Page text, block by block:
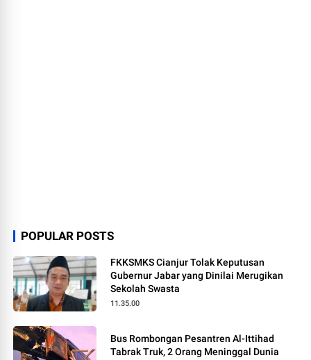
POPULAR POSTS
FKKSMKS Cianjur Tolak Keputusan
Gubernur Jabar yang Dinilai Merugikan
Sekolah Swasta
11.35.00
Bus Rombongan Pesantren Al-Ittihad
Tabrak Truk, 2 Orang Meninggal Dunia